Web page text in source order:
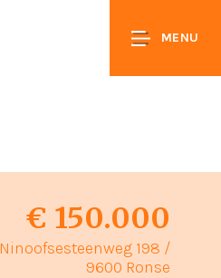
MENU
€ 150.000
Ninoofsesteenweg 198 /
9600 Ronse